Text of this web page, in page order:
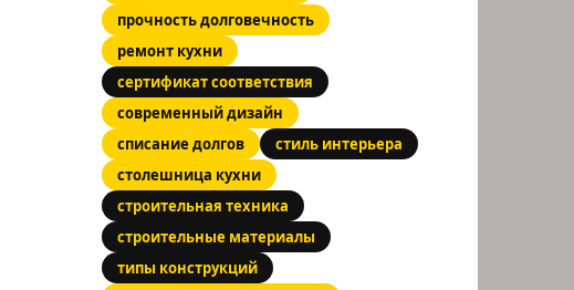
прочность долговечность
ремонт кухни
сертификат соответствия
современный дизайн
списание долгов
стиль интерьера
столешница кухни
строительная техника
строительные материалы
типы конструкций